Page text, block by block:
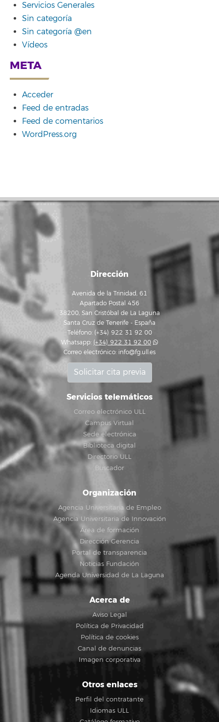
Servicios Generales
Sin categoría
Sin categoría @en
Vídeos
META
Acceder
Feed de entradas
Feed de comentarios
WordPress.org
Dirección
Avenida de la Trinidad, 61
Apartado Postal 456
38200, San Cristóbal de La Laguna
Santa Cruz de Tenerife - España
Teléfono: (+34) 922 31 92 00
Whatsapp: (+34) 922 31 92 00
Correo electrónico: info@fg.ull.es
Solicitar cita previa
Servicios telemáticos
Correo electrónico ULL
Campus Virtual
Sede electrónica
Biblioteca digital
Directorio ULL
Buscador
Organización
Agencia Universitaria de Empleo
Agencia Universitaria de Innovación
Área de formación
Dirección Gerencia
Portal de transparencia
Noticias Fundación
Agenda Universidad de La Laguna
Acerca de
Aviso Legal
Política de Privacidad
Política de cookies
Canal de denuncias
Imagen corporativa
Otros enlaces
Perfil del contratante
Idiomas ULL